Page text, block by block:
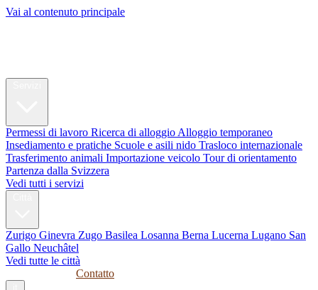
Vai al contenuto principale
Permessi di lavoro Ricerca di alloggio Alloggio temporaneo
Insediamento e pratiche Scuole e asili nido Trasloco internazionale
Trasferimento animali Importazione veicolo Tour di orientamento
Partenza dalla Svizzera
Vedi tutti i servizi
Zurigo Ginevra Zugo Basilea Losanna Berna Lucerna Lugano San
Gallo Neuchâtel
Vedi tutte le città
Contatto